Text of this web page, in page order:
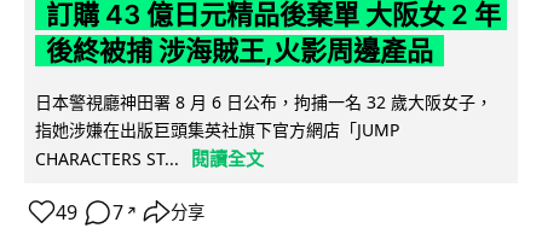
訂購 43 億日元精品後棄單 大阪女 2 年
後終被捕 涉海賊王,火影周邊產品
日本警視廳神田署 8 月 6 日公布，拘捕一名 32 歲大阪女子，
指她涉嫌在出版巨頭集英社旗下官方網店「JUMP
CHARACTERS ST...
閱讀全文
49 7 ↗ 分享